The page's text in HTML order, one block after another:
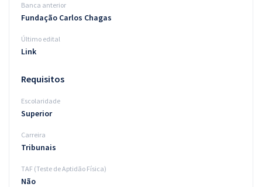
Banca anterior
Fundação Carlos Chagas
Último edital
Link
Requisitos
Escolaridade
Superior
Carreira
Tribunais
TAF (Teste de Aptidão Física)
Não